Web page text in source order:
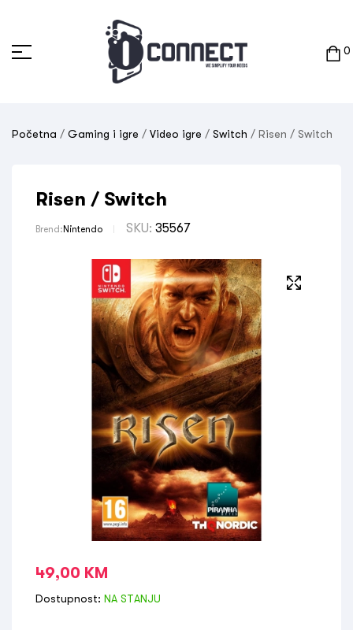
0
Početna / Gaming i igre / Video igre / Switch / Risen / Switch
Risen / Switch
Brend: Nintendo SKU: 35567
49,00 KM
Dostupnost: NA STANJU